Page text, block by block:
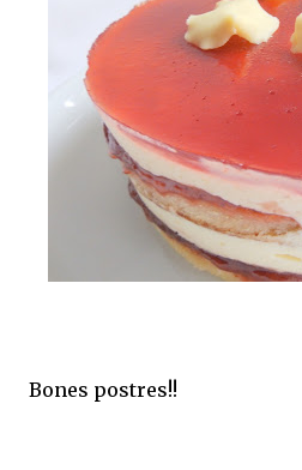
Bones postres!!